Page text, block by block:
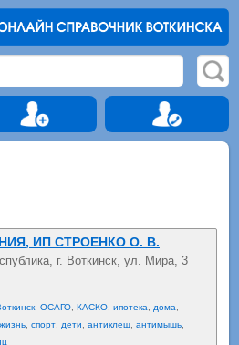
ИП СТРОЕНКО О. В.
г. Воткинск, ул. Мира, 3
, ОСАГО, КАСКО, ипотека дома
жизнь, спорт, дети антиклещ, антимышь,